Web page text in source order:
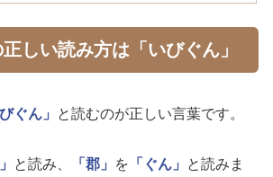
正しい読み方は「いびぐん」
ぐん」 と読むのが正しい言葉です。
と読み、 「郡」 を 「ぐん」 と読みま